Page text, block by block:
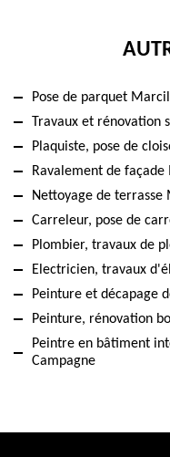
Pose de parquet
Travaux et rénovation
Plaquiste, pose de
Ravalement de
Nettoyage de terrasse
Carreleur, pose de
Plombier, travaux de
Electricien, travaux
Peinture et décapage
Peinture, rénovation
Peintre en bâtiment
Campagne